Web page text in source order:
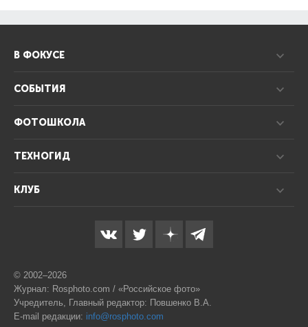
В ФОКУСЕ
СОБЫТИЯ
ФОТОШКОЛА
ТЕХНОГИД
КЛУБ
© 2002–2026
Журнал: Rosphoto.com / «Российское фото»
Учредитель, Главный редактор: Повшенко В.А.
E-mail редакции: info@rosphoto.com